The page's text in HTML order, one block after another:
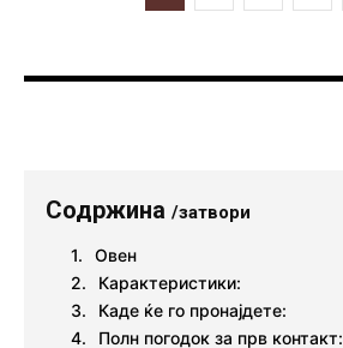
Содржина /затвори
Овен
Карактеристики:
Каде ќе го пронајдете:
Полн погодок за прв контакт: